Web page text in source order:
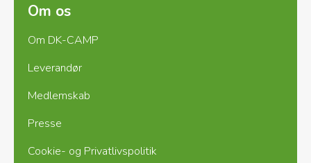
Om os
Om DK-CAMP
Leverandør
Medlemskab
Presse
Cookie- og Privatlivspolitik